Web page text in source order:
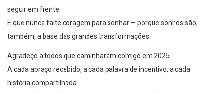
seguir em frente.
E que nunca falte coragem para sonhar — porque sonhos são,
também, a base das grandes transformações.
Agradeço a todos que caminharam comigo em 2025.
A cada abraço recebido, a cada palavra de incentivo, a cada
história compartilhada.